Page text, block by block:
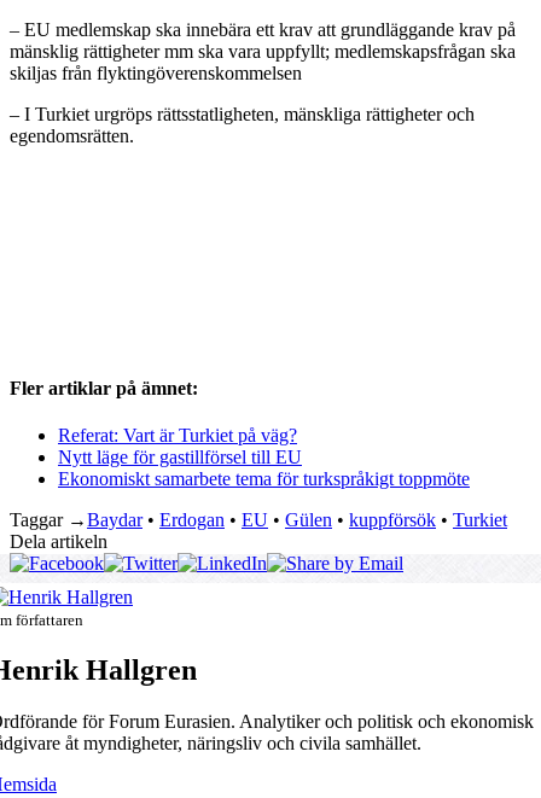
– EU medlemskap ska innebära ett krav att grundläggande krav på
mänsklig rättigheter mm ska vara uppfyllt; medlemskapsfrågan ska
skiljas från flyktingöverenskommelsen
– I Turkiet urgröps rättsstatligheten, mänskliga rättigheter och
egendomsrätten.
Fler artiklar på ämnet:
Referat: Vart är Turkiet på väg?
Nytt läge för gastillförsel till EU
Ekonomiskt samarbete tema för turkspråkigt toppmöte
Taggar →Baydar• Erdogan • EU • Gülen • kuppförsök • Turkiet
Dela artikeln
författaren
Hallgren
för Forum Eurasien. Analytiker och politisk och ekonomisk
åt myndigheter, näringsliv och civila samhället.